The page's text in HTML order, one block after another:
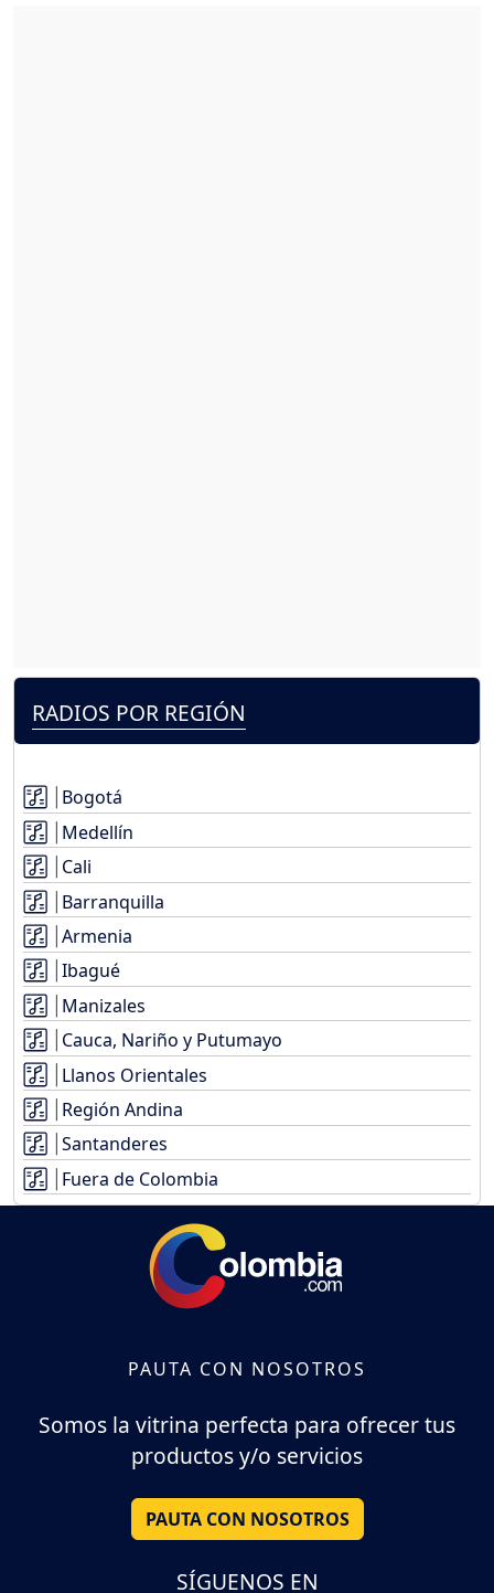
RADIOS POR REGIÓN
Bogotá
Medellín
Cali
Barranquilla
Armenia
Ibagué
Manizales
Cauca, Nariño y Putumayo
Llanos Orientales
Región Andina
Santanderes
Fuera de Colombia
PAUTA CON NOSOTROS
Somos la vitrina perfecta para ofrecer tus
productos y/o servicios
PAUTA CON NOSOTROS
SÍGUENOS EN